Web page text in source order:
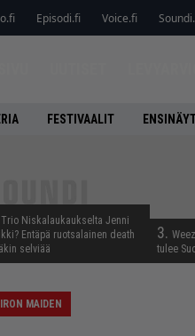
Episodi.fi Voice.fi
FESTIVAALIT
Trio Niskalaukaukselta Jenni
Entäpä ruotsalainen death
selviää
3.
tulee
IRON MAIDEN